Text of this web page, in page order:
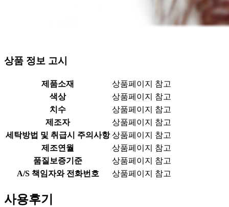
상품 정보 고시
제품소재
상품페이지 참고
색상
상품페이지 참고
치수
상품페이지 참고
제조자
상품페이지 참고
세탁방법 및 취급시 주의사항 상품페이지 참고
제조연월
상품페이지 참고
품질보증기준
상품페이지 참고
A/S 책임자와 전화번호
상품페이지 참고
사용후기